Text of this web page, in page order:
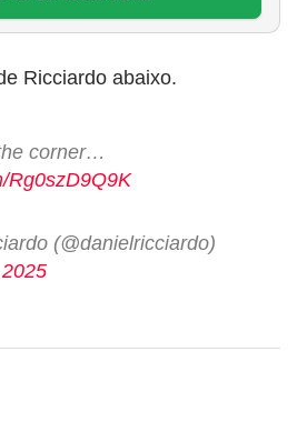
Ricciardo abaixo.
corner…
Rg0szD9Q9K
(@danielricciardo)